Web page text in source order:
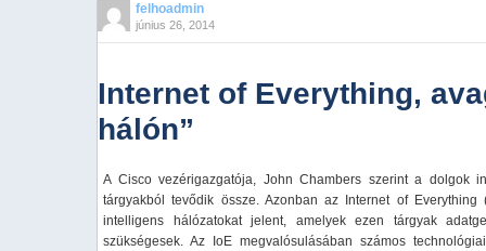
felhoadmin
június 26, 2014
Internet of Everything,
hálón”
A Cisco vezérigazgatója, John Chambers szerint a dolgok
tárgyakból tevődik össze. Azonban az Internet of
intelligens hálózatokat jelent, amelyek ezen tárgyak
szükségesek. Az IoE megvalósulásában számos